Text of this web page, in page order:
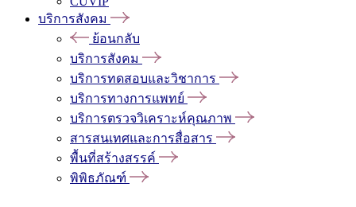
บริการสังคม
ย้อนกลับ
บริการสังคม
บริการทดสอบและวิชาการ
บริการทางการแพทย์
บริการตรวจวิเคราะห์คุณภาพ
สารสนเทศและการสื่อสาร
พื้นที่สร้างสรรค์
พิพิธภัณฑ์